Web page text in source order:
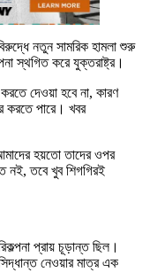
নতুন সামরিক হামলা শুরু
স্থগিত করে যুক্তরাষ্ট্র।
দেওয়া হবে না, কারণ
করতে পারে। খবর
হয়তো তাদের ওপর
নই, তবে খুব শিগগিরই
প্রায় চূড়ান্ত ছিল।
নেওয়ার মাত্র এক